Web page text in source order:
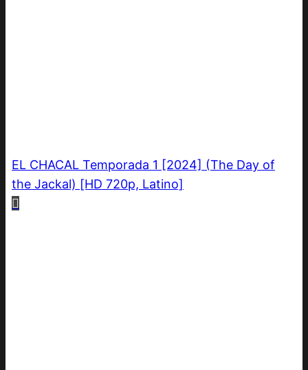
EL CHACAL Temporada 1 [2024] (The Day of
the Jackal) [HD 720p, Latino]